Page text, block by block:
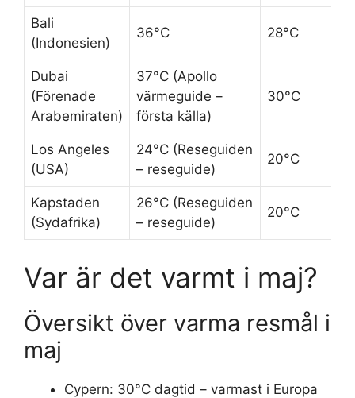
Bali
(Indonesien)
36°C 28°C
Dubai
(Förenade
Arabemiraten)
37°C (Apollo
värmeguide –
första källa)
30°C
Los Angeles
(USA)
24°C (Reseguiden
– reseguide)
20°C
Kapstaden
(Sydafrika)
26°C (Reseguiden
– reseguide)
20°C
Var är det varmt i maj?
Översikt över varma resmål i
maj
Cypern: 30°C dagtid – varmast i Europa